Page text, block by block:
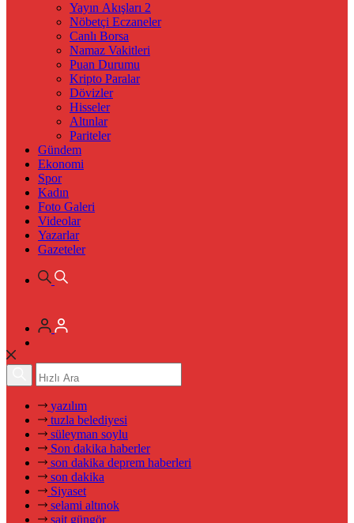
Yayın Akışları 2
Nöbetçi Eczaneler
Canlı Borsa
Namaz Vakitleri
Puan Durumu
Kripto Paralar
Dövizler
Hisseler
Altınlar
Pariteler
Gündem
Ekonomi
Spor
Kadın
Foto Galeri
Videolar
Yazarlar
Gazeteler
yazılım
tuzla belediyesi
süleyman soylu
Son dakika haberler
son dakika deprem haberleri
son dakika
Siyaset
selami altınok
sait güngör